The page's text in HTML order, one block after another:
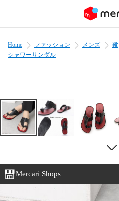
Home ファッション メンズ 靴
シャワーサンダル
Mercari Shops